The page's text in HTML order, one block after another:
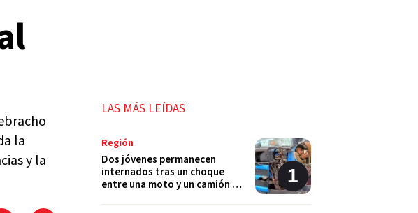
la
y la
LAS MÁS LEÍDAS
Región
Dos jóvenes permanecen
internados tras un choque
entre una moto y un camión en